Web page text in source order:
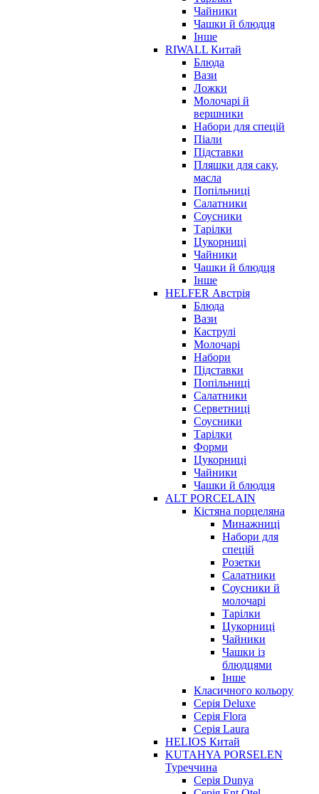
Чайники
Чашки й блюдця
Інше
RIWALL Китай
Блюда
Вази
Ложки
Молочарі й
вершники
Набори для спецій
Піали
Підставки
Пляшки для саку,
масла
Попільниці
Салатники
Соусники
Тарілки
Цукорниці
Чайники
Чашки й блюдця
Інше
HELFER Австрія
Блюда
Вази
Каструлі
Молочарі
Набори
Підставки
Попільниці
Салатники
Серветниці
Соусники
Тарілки
Форми
Цукорниці
Чайники
Чашки й блюдця
ALT PORCELAIN
Кістяна порцеляна
Минажниці
Набори для
спецій
Розетки
Салатники
Соусники й
молочарі
Тарілки
Цукорниці
Чайники
Чашки із
блюдцями
Інше
Класичного кольору
Серія Deluxe
Серія Flora
Серія Laura
HELIOS Китай
KUTAHYA PORSELEN
Туреччина
Серія Dunya